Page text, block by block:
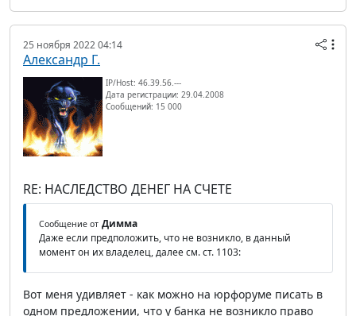
25 ноября 2022 04:14
Александр Г.
IP/Host: 46.39.56.---
Дата регистрации: 29.04.2008
Сообщений: 15 000
RE: НАСЛЕДСТВО ДЕНЕГ НА СЧЕТЕ
Сообщение от Димма
Даже если предположить, что не возникло, в данный
момент он их владелец, далее см. ст. 1103:
Вот меня удивляет - как можно на юрфоруме писать в
одном предложении, что у банка не возникло право